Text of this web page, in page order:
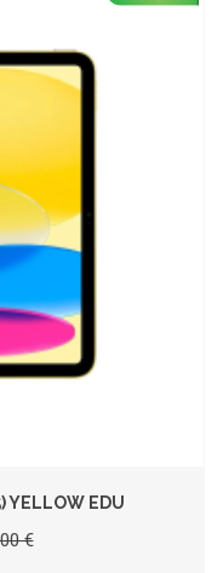
YELLOW EDU
€